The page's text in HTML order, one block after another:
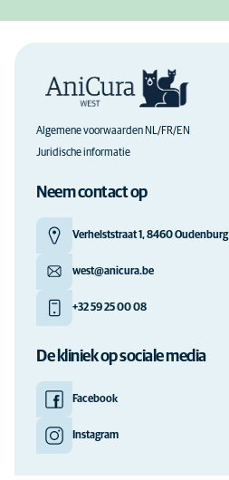
Algemene voorwaarden NL/FR/EN
Juridische informatie
Neem contact op
Verhelststraat 1, 8460 Oudenburg
west@anicura.be
+32 59 25 00 08
De kliniek op sociale media
Facebook
Instagram